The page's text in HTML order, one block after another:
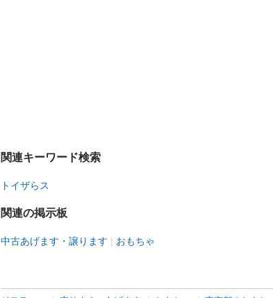
関連キーワード検索
トイザらス
関連の掲示板
中古あげます・譲ります おもちゃ